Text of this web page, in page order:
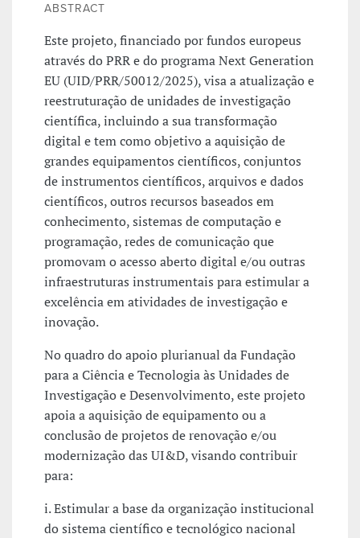
ABSTRACT
Este projeto, financiado por fundos europeus
através do PRR e do programa Next Generation
EU (UID/PRR/50012/2025), visa a atualização e
reestruturação de unidades de investigação
científica, incluindo a sua transformação
digital e tem como objetivo a aquisição de
grandes equipamentos científicos, conjuntos
de instrumentos científicos, arquivos e dados
científicos, outros recursos baseados em
conhecimento, sistemas de computação e
programação, redes de comunicação que
promovam o acesso aberto digital e/ou outras
infraestruturas instrumentais para estimular a
excelência em atividades de investigação e
inovação.
No quadro do apoio plurianual da Fundação
para a Ciência e Tecnologia às Unidades de
Investigação e Desenvolvimento, este projeto
apoia a aquisição de equipamento ou a
conclusão de projetos de renovação e/ou
modernização das UI&D, visando contribuir
para:
i. Estimular a base da organização institucional
do sistema científico e tecnológico nacional